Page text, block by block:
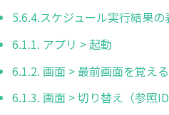
5.6.4.スケジュール実行結果の
6.1.1. アプリ > 起動
6.1.2. 画面 > 最前画面を覚える
6.1.3. 画面 > 切り替え（参照ID